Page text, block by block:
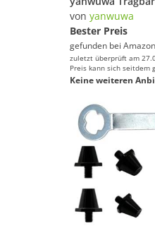
von yanwuwa
Bester Preis
gefunden bei Amazon
zuletzt überprüft am
Preis kann sich seitdem
Keine weiteren